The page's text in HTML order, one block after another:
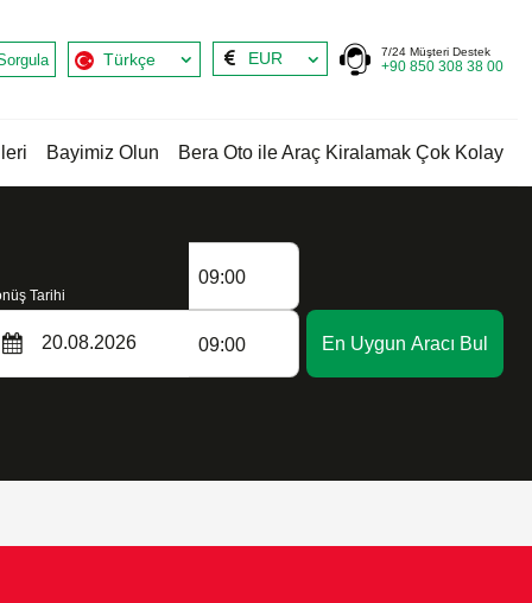
Türkçe EUR 7/24 Müşteri Destek
+90 850 308 38 00
Bayimiz Olun Bera Oto ile Araç Kiralamak Çok Kolay
Tarihi
09:00
09:00 En Uygun Aracı Bul